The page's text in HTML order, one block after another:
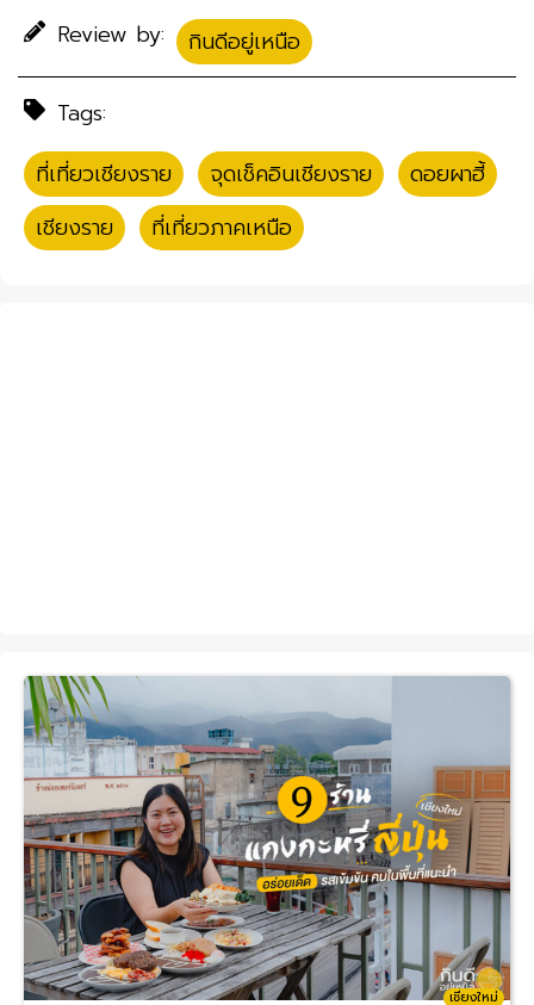
Review by: กินดีอยู่เหนือ
Tags:
ที่เที่ยวเชียงราย
จุดเช็คอินเชียงราย ดอยผาฮี้
เชียงราย
ที่เที่ยวภาคเหนือ
เชียงใหม่